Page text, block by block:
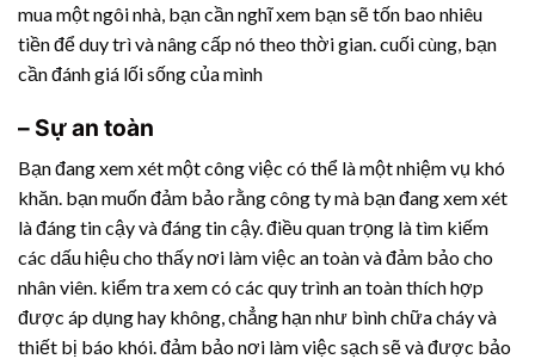
mua một ngôi nhà, bạn cần nghĩ xem bạn sẽ tốn bao nhiêu
tiền để duy trì và nâng cấp nó theo thời gian. cuối cùng, bạn
cần đánh giá lối sống của mình
– Sự an toàn
Bạn đang xem xét một công việc có thể là một nhiệm vụ khó
khăn. bạn muốn đảm bảo rằng công ty mà bạn đang xem xét
là đáng tin cậy và đáng tin cậy. điều quan trọng là tìm kiếm
các dấu hiệu cho thấy nơi làm việc an toàn và đảm bảo cho
nhân viên. kiểm tra xem có các quy trình an toàn thích hợp
được áp dụng hay không, chẳng hạn như bình chữa cháy và
thiết bị báo khói. đảm bảo nơi làm việc sạch sẽ và được bảo